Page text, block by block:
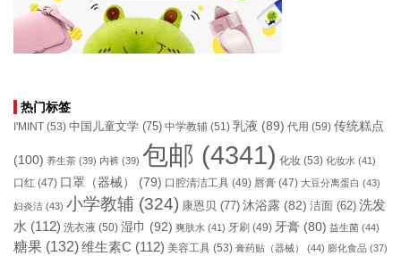
热门标签
I'MINT (53) 中国儿童文学 (75) 中学教辅 (51) 乳液 (89) 代用 (59) 传统糕点
(100) 养生茶 (39) 内裤 (39) 包邮 (4341) 化妆 (53) 化妆水 (41)
口红 (47) 口罩（器械） (79) 口腔清洁工具 (49) 唇膏 (47) 大豆分离蛋白 (43)
妇炎洁 (43) 小学教辅 (324) 康恩贝 (77) 沐浴露 (82) 洁面 (62) 洗发
水 (112) 洗衣液 (50) 湿巾 (92) 爽肤水 (41) 牙刷 (49) 牙膏 (80) 益生菌 (44)
糖果 (132)维生素C (112) 美容工具 (53) 膏药贴（器械） (44) 膨化食品 (37)